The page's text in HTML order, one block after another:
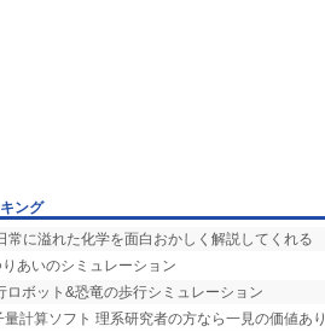
ング
常に溢れた化学を面白おかしく解説してくれる
あいのシミュレーション
ロボット&恐竜の歩行シミュレーション
計算ソフト 理系研究者の方なら一見の価値あり